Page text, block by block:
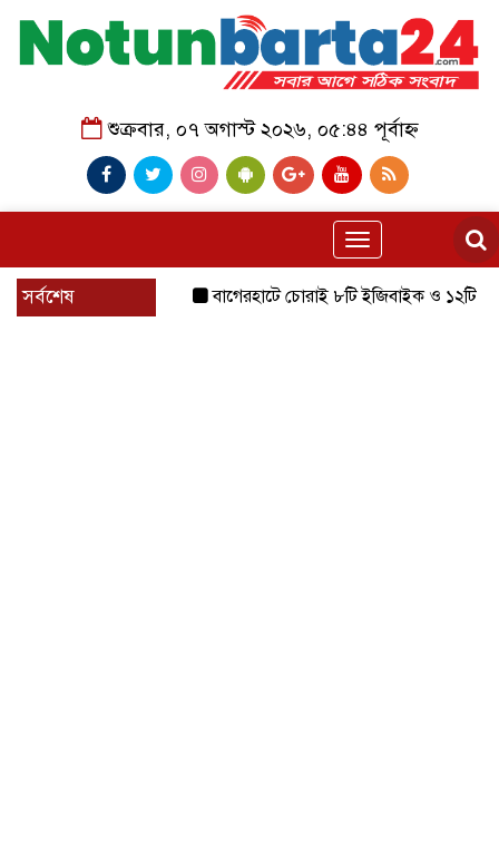
শুক্রবার, ০৭ অগাস্ট ২০২৬, ০৫:৪৪ পূর্বাহ্ন
Toggle
navigation
সর্বশেষ বাগেরহাটে চোরাই ৮টি ইজিবাইক ও ১২টি